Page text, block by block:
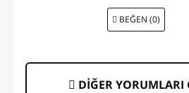
BEĞEN (0)
DİĞER YORUMLARI